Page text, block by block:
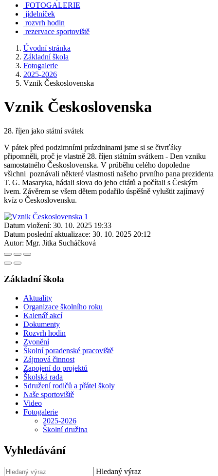
FOTOGALERIE
jídelníček
rozvrh hodin
rezervace sportoviště
Úvodní stránka
Základní škola
Fotogalerie
2025-2026
Vznik Československa
Vznik Československa
28. říjen jako státní svátek
V pátek před podzimními prázdninami jsme si se čtvrťáky
připomněli, proč je vlastně 28. říjen státním svátkem - Den vzniku
samostatného Československa. V průběhu celého dopoledne
všichni poznávali některé vlastnosti našeho prvního pana prezidenta
T. G. Masaryka, hádali slova do jeho citátů a počítali s Českým
lvem. Závěrem se všem dětem podařilo úspěšně vyluštit zajímavý
kvíz o Československu.
Datum vložení: 30. 10. 2025 19:33
Datum poslední aktualizace: 30. 10. 2025 20:12
Autor: Mgr. Jitka Sucháčková
Základní škola
Aktuality
Organizace školního roku
Kalenář akcí
Dokumenty
Rozvrh hodin
Zvonění
Školní poradenské pracoviště
Zájmová činnost
Zapojení do projektů
Školská rada
Sdružení rodičů a přátel školy
Naše sportoviště
Video
Fotogalerie
2025-2026
Školní družina
Vyhledávání
Hledaný výraz